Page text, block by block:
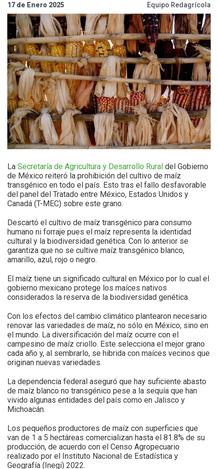
17 de Enero 2025 Equipo Redagrícola
La Secretaría de Agricultura y Desarrollo Rural del Gobierno
de México reiteró la prohibición del cultivo de maíz
transgénico en todo el país. Esto tras el fallo desfavorable
del panel del Tratado entre México, Estados Unidos y
Canadá (T-MEC) sobre este grano.
Descartó el cultivo de maíz transgénico para consumo
humano ni forraje pues el maíz representa la identidad
cultural y la biodiversidad genética. Con lo anterior se
garantiza que no se cultive maíz transgénico blanco,
amarillo, azul, rojo o negro.
El maíz tiene un significado cultural en México por lo cual el
gobierno mexicano protege los maíces nativos
considerados la reserva de la biodiversidad genética.
Con los efectos del cambio climático plantearon necesario
renovar las variedades de maíz, no sólo en México, sino en
el mundo. La diversificación del maíz ocurre con el
campesino de maíz criollo. Este selecciona el mejor grano
cada año y, al sembrarlo, se hibrida con maíces vecinos que
originan nuevas variedades.
La dependencia federal aseguró que hay suficiente abasto
de maíz blanco no transgénico pese a la sequía que han
vivido algunas entidades del país como en Jalisco y
Michoacán.
Los pequeños productores de maíz con superficies que
van de 1 a 5 hectáreas comercializan hasta el 81.8% de su
producción, de acuerdo con el Censo Agropecuario
realizado por el Instituto Nacional de Estadística y
Geografía (Inegi) 2022.